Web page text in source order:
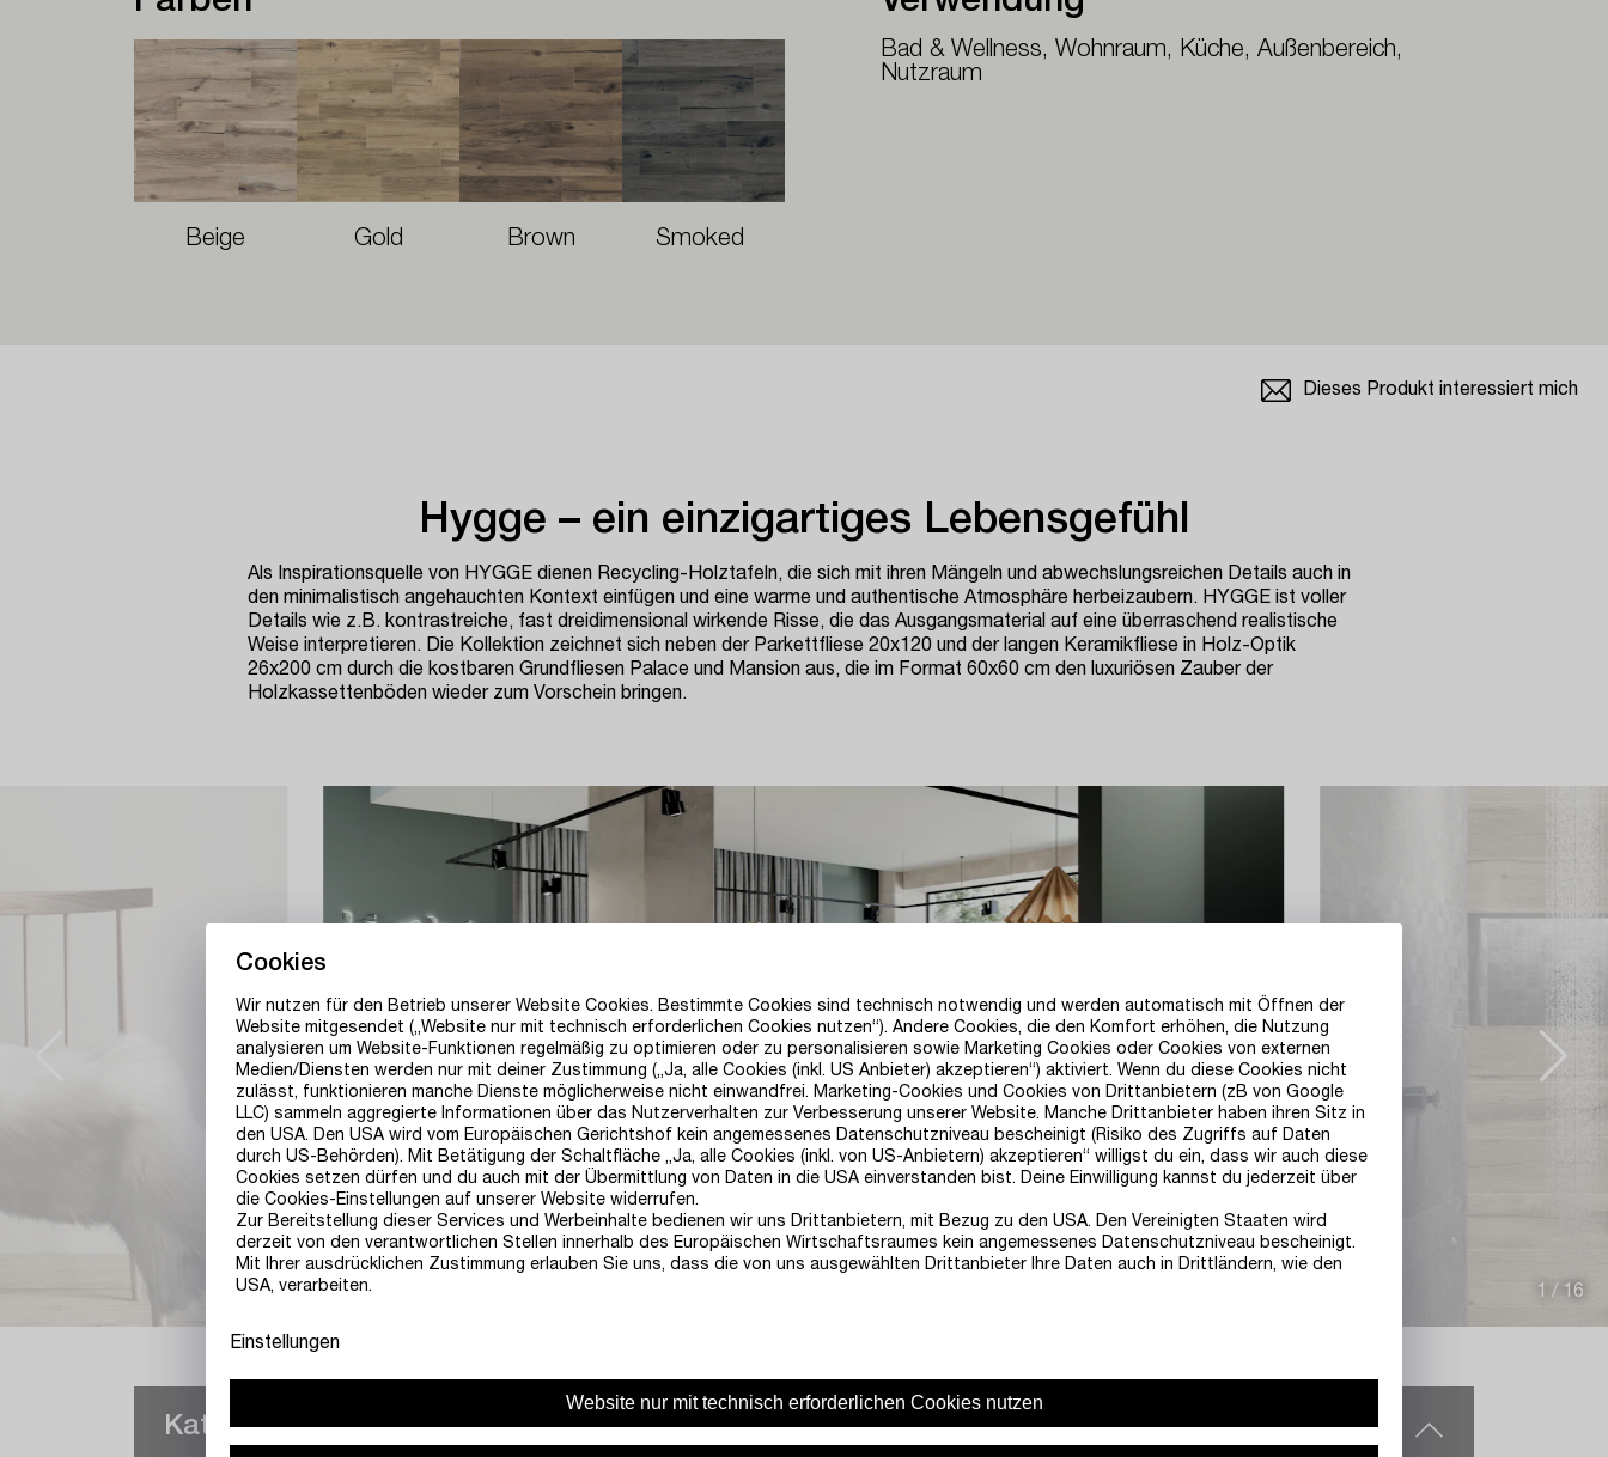
Beige Gold Brown Smoked
Bad & Wellness, Wohnraum, Küche, Außenbereich,
Nutzraum
Dieses Produkt interessiert mich
Hygge – ein einzigartiges Lebensgefühl
Als Inspirationsquelle von HYGGE dienen Recycling-Holztafeln, die sich mit ihren Mängeln und abwechslungsreichen Details auch in
den minimalistisch angehauchten Kontext einfügen und eine warme und authentische Atmosphäre herbeizaubern. HYGGE ist voller
Details wie z.B. kontrastreiche, fast dreidimensional wirkende Risse, die das Ausgangsmaterial auf eine überraschend realistische
Weise interpretieren. Die Kollektion zeichnet sich neben der Parkettfliese 20x120 und der langen Keramikfliese in Holz-Optik
26x200 cm durch die kostbaren Grundfliesen Palace und Mansion aus, die im Format 60x60 cm den luxuriösen Zauber der
Holzkassettenböden wieder zum Vorschein bringen.
1 / 16
Katalog der Serie
Cookies
Wir nutzen für den Betrieb unserer Website Cookies. Bestimmte Cookies sind technisch notwendig und werden automatisch mit Öffnen der
Website mitgesendet („Website nur mit technisch erforderlichen Cookies nutzen“). Andere Cookies, die den Komfort erhöhen, die Nutzung
analysieren um Website-Funktionen regelmäßig zu optimieren oder zu personalisieren sowie Marketing Cookies oder Cookies von externen
Medien/Diensten werden nur mit deiner Zustimmung („Ja, alle Cookies (inkl. US Anbieter) akzeptieren“) aktiviert. Wenn du diese Cookies nicht
zulässt, funktionieren manche Dienste möglicherweise nicht einwandfrei. Marketing-Cookies und Cookies von Drittanbietern (zB von Google
LLC) sammeln aggregierte Informationen über das Nutzerverhalten zur Verbesserung unserer Website. Manche Drittanbieter haben ihren Sitz in
den USA. Den USA wird vom Europäischen Gerichtshof kein angemessenes Datenschutzniveau bescheinigt (Risiko des Zugriffs auf Daten
durch US-Behörden). Mit Betätigung der Schaltfläche „Ja, alle Cookies (inkl. von US-Anbietern) akzeptieren“ willigst du ein, dass wir auch diese
Cookies setzen dürfen und du auch mit der Übermittlung von Daten in die USA einverstanden bist. Deine Einwilligung kannst du jederzeit über
die Cookies-Einstellungen auf unserer Website widerrufen.
Zur Bereitstellung dieser Services und Werbeinhalte bedienen wir uns Drittanbietern, mit Bezug zu den USA. Den Vereinigten Staaten wird
derzeit von den verantwortlichen Stellen innerhalb des Europäischen Wirtschaftsraumes kein angemessenes Datenschutzniveau bescheinigt.
Mit Ihrer ausdrücklichen Zustimmung erlauben Sie uns, dass die von uns ausgewählten Drittanbieter Ihre Daten auch in Drittländern, wie den
USA, verarbeiten.
Einstellungen
Website nur mit technisch erforderlichen Cookies nutzen